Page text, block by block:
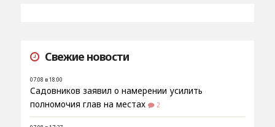
Свежие новости
07.08 в 18:00
Садовников заявил о намерении усилить
полномочия глав на местах
2